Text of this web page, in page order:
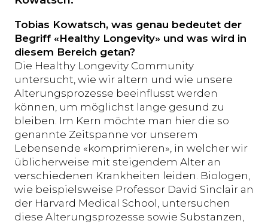
Tobias Kowatsch, was genau bedeutet der
Begriff «Healthy Longevity» und was wird in
diesem Bereich getan?
Die Healthy Longevity Community
untersucht, wie wir altern und wie unsere
Alterungsprozesse beeinflusst werden
können, um möglichst lange gesund zu
bleiben. Im Kern möchte man hier die so
genannte Zeitspanne vor unserem
Lebensende «komprimieren», in welcher wir
üblicherweise mit steigendem Alter an
verschiedenen Krankheiten leiden. Biologen,
wie beispielsweise Professor David Sinclair an
der Harvard Medical School, untersuchen
diese Alterungsprozesse sowie Substanzen,